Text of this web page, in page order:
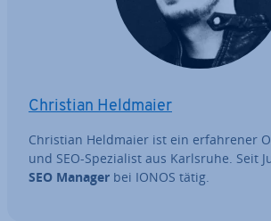
Christian Heldmaier
Christian Heldmaier ist ein er­fah­re­ner
und SEO-Spe­zia­list aus Karlsruhe. Seit
SEO Manager bei IONOS tätig.